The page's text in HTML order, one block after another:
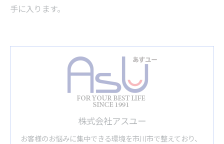
手に入ります。
株式会社アスユー
お客様のお悩みに集中できる環境を市川市で整えており、